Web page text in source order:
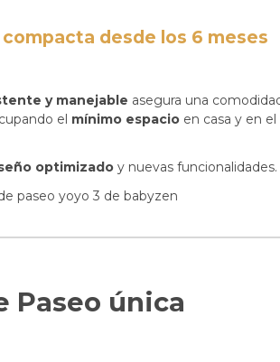
desde los 6 meses
y manejable asegura una
el mínimo espacio en casa y en el
optimizado y nuevas funcionalidades.
Paseo única